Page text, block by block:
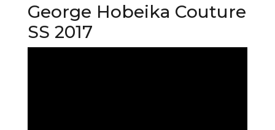
George Hobeika Couture
SS 2017